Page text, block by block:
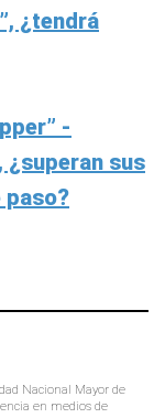
¿tendrá
-
¿superan sus
paso?
Nacional Mayor de
en medios de